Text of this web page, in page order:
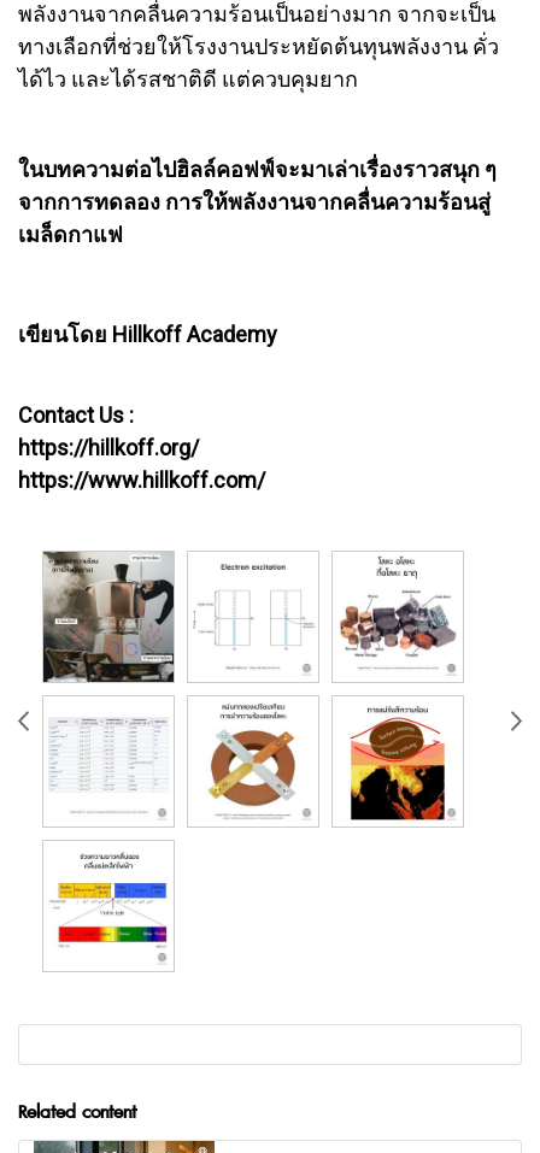
พลังงานจากคลื่นความร้อนเป็นอย่างมาก จากจะเป็น
ทางเลือกที่ช่วยให้โรงงานประหยัดต้นทุนพลังงาน คั่ว
ได้ไว และได้รสชาติดี แต่ควบคุมยาก
ในบทความต่อไปฮิลล์คอฟฟ์จะมาเล่าเรื่องราวสนุก ๆ
จากการทดลอง การให้พลังงานจากคลื่นความร้อนสู่
เมล็ดกาแฟ
เขียนโดย Hillkoff Academy
Contact Us :
https://hillkoff.org/
https://www.hillkoff.com/
Related content